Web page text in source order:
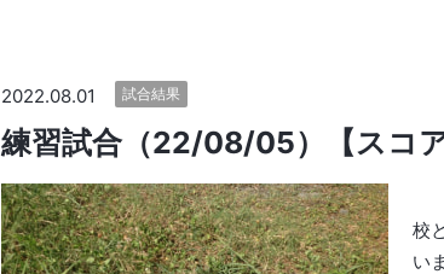
2022.08.01 試合結果
練習試合（22/08/05）【スコア
校
い